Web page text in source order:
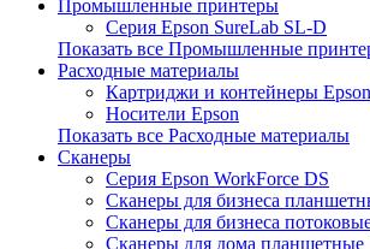
Промышленные принтеры
Серия Epson SureLab SL-D
Показать все Промышленные
Расходные материалы
Картриджи и контейнеры Epson
Носители Epson
Показать все Расходные материалы
Сканеры
Серия Epson WorkForce DS
Сканеры для бизнеса
Сканеры для бизнеса
Сканеры для дома планшетные